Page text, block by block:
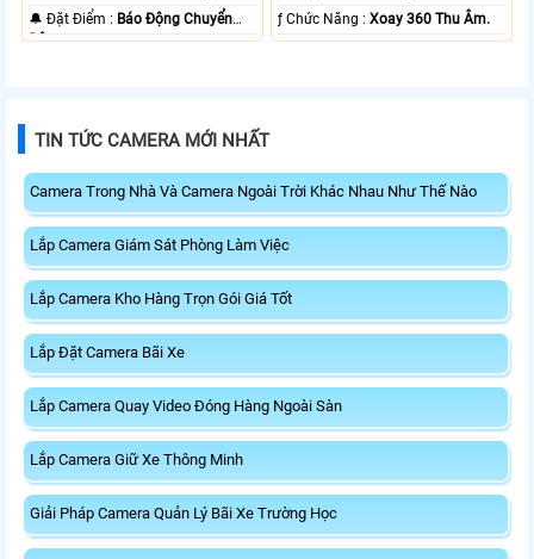
️🔔 Đặt Điểm : Báo Động Chuyển
Động.
️ƒ Chức Năng :Xoay 360 Thu Âm.
TIN TỨC CAMERA MỚI NHẤT
Camera Trong Nhà Và Camera Ngoài Trời Khác Nhau Như Thế Nào
Lắp Camera Giám Sát Phòng Làm Việc
Lắp Camera Kho Hàng Trọn Gói Giá Tốt
Lắp Đặt Camera Bãi Xe
Lắp Camera Quay Video Đóng Hàng Ngoài Sàn
Lắp Camera Giữ Xe Thông Minh
Giải Pháp Camera Quản Lý Bãi Xe Trường Học